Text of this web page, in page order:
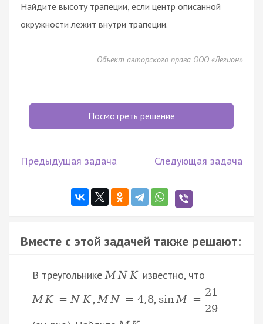
Найдите высоту трапеции, если центр описанной
окружности лежит внутри трапеции.
Объект авторского права ООО «Легион»
Посмотреть решение
Предыдущая задача Следующая задача
Вместе с этой задачей также решают:
В треугольникеM N K известно, что
M K = N K ,M N = 4,8, sin M =
21
29